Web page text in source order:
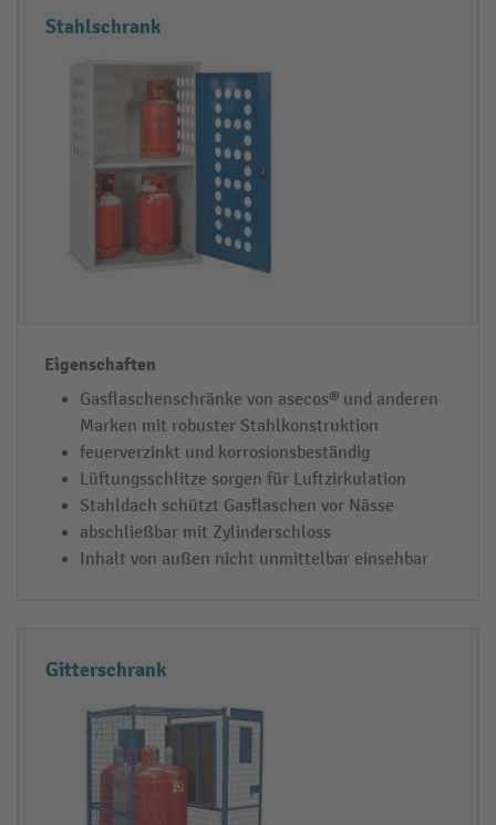
S
n
k
y
g
e
s
c
h
a
Stahlschrank
Gasflaschenschränke von asecos® und anderen
Marken mit robuster Stahlkonstruktion
feuerverzinkt und korrosionsbeständig
Lüftungsschlitze sorgen für Luftzirkulation
Stahldach schützt Gasflaschen vor Nässe
abschließbar mit Zylinderschloss
Inhalt von außen nicht unmittelbar einsehbar
Gitterschrank